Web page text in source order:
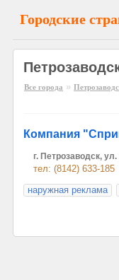
Городские
Все города »
Компания
г. Петрозаводск,
тел: (8142) 633-185
наружная реклама